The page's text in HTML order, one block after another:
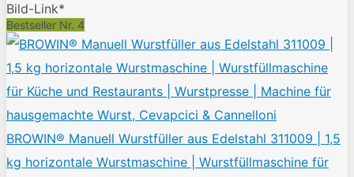
Bild-Link*
Bestseller Nr. 4
BROWIN® Manuell Wurstfüller aus Edelstahl 311009 | 1,5
kg horizontale Wurstmaschine | Wurstfüllmaschine für